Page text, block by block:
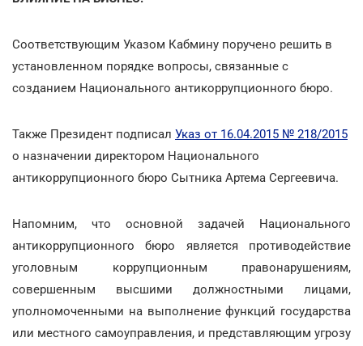
Соответствующим Указом Кабмину поручено решить в
установленном порядке вопросы, связанные с
созданием Национального антикоррупционного бюро.
Также Президент подписал Указ от 16.04.2015 № 218/2015
о назначении директором Национального
антикоррупционного бюро Сытника Артема Сергеевича.
Напомним, что основной задачей Национального
антикоррупционного бюро является противодействие
уголовным коррупционным правонарушениям,
совершенным высшими должностными лицами,
уполномоченными на выполнение функций государства
или местного самоуправления, и представляющим угрозу